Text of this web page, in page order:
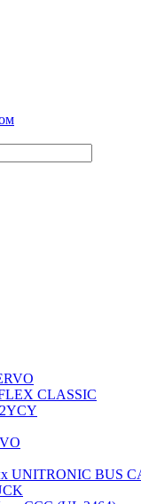
CLASSIC
UNITRONIC BUS